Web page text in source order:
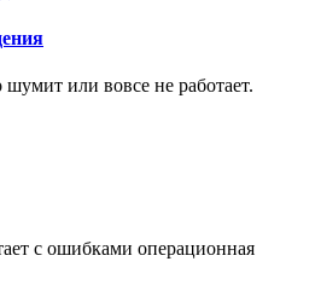
или вовсе не работает.
с ошибками операционная